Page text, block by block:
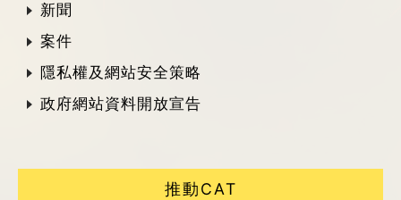
新聞
案件
隱私權及網站安全策略
政府網站資料開放宣告
推動CAT